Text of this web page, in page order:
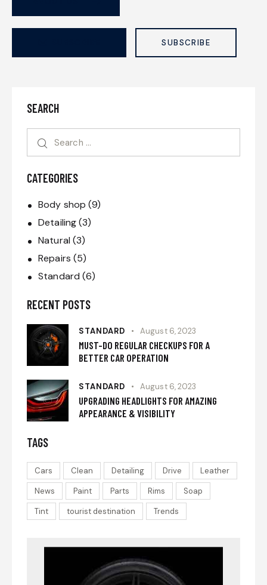
SUBSCRIBE
SEARCH
CATEGORIES
Body shop (9)
Detailing(3)
Natural (3)
Repairs (5)
Standard (6)
RECENT POSTS
STANDARD August 6, 2023
MUST-DO REGULAR CHECKUPS FOR A
BETTER CAR OPERATION
STANDARD August 6, 2023
UPGRADING HEADLIGHTS FOR AMAZING
APPEARANCE & VISIBILITY
TAGS
Cars Clean Detailing Drive
Leather
News
Paint Parts Rims
Soap
Tint
tourist destination Trends